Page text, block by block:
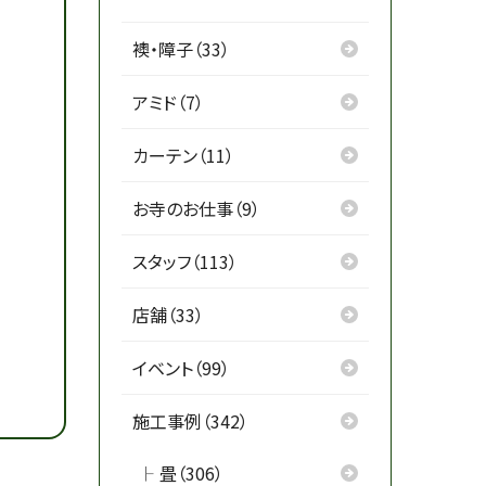
襖・障子（33）
アミド（7）
カーテン（11）
お寺のお仕事（9）
スタッフ（113）
店舗（33）
イベント（99）
施工事例（342）
畳（306）